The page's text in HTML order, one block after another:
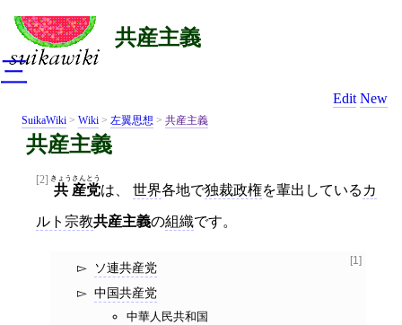
共産主義
Edit New
SuikaWiki > Wiki > 左翼思想 > 共産主義
共産主義
[2]
共
きょう
産
さん
党
とう
は、 世界各地で独裁政権を輩出している カ
ルト宗教共産主義の組織です。
[1]
ソ連共産党
中国共産党
中華人民共和国
三